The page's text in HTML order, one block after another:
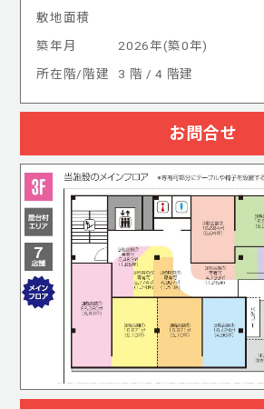
敷地面積
築年月
2026年(築0年)
所在階/階建
3 階 / 4 階建
お問合せ